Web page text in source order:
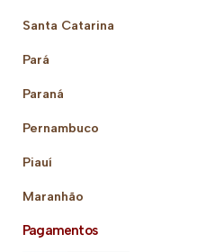
Santa Catarina
Pará
Paraná
Pernambuco
Piauí
Maranhão
Pagamentos